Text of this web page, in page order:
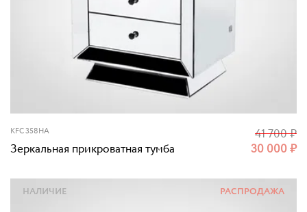
KFC 358HA
Зеркальная прикроватная тумба 30 000₽
41 700₽
РАСПРОДАЖА
НАЛИЧИЕ